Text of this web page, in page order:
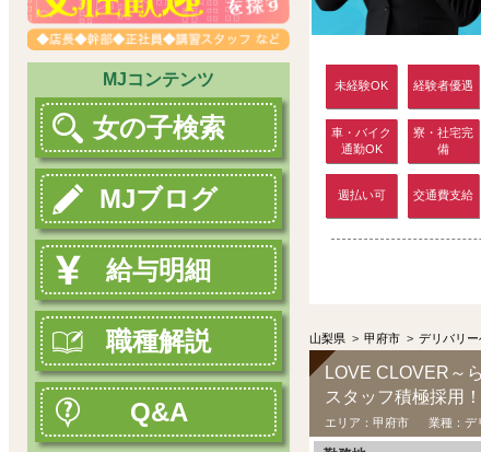
未経験OK 経験者優遇
車・バイク
通勤OK
寮・社宅完
備
週払い可 交通費支給
山梨県 > 甲府市 > デリバリー
LOVE CLOVER～
スタッフ積極採用
エリア： 甲府市 業種： デ
MJコンテンツ
女の子検索
MJブログ
給与明細
職種解説
Q&A